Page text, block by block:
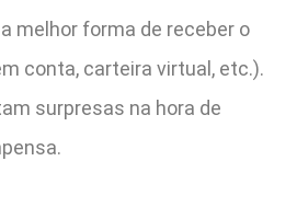
melhor forma de receber o
conta, carteira virtual, etc.).
surpresas na hora de